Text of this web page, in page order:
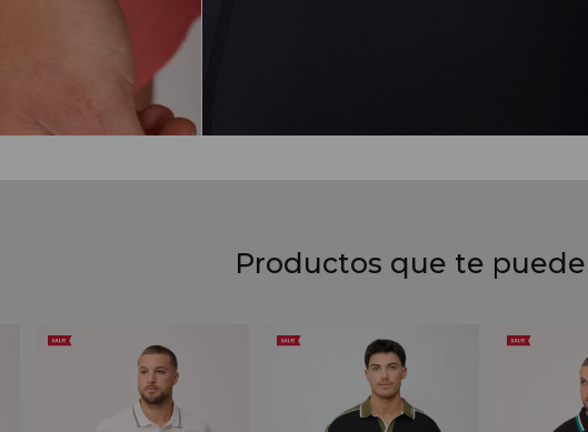
Productos que te